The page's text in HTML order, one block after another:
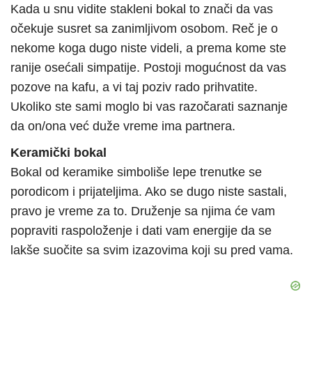
Kada u snu vidite stakleni bokal to znači da vas
očekuje susret sa zanimljivom osobom. Reč je o
nekome koga dugo niste videli, a prema kome ste
ranije osećali simpatije. Postoji mogućnost da vas
pozove na kafu, a vi taj poziv rado prihvatite.
Ukoliko ste sami moglo bi vas razočarati saznanje
da on/ona već duže vreme ima partnera.
Keramički bokal
Bokal od keramike simboliše lepe trenutke se
porodicom i prijateljima. Ako se dugo niste sastali,
pravo je vreme za to. Druženje sa njima će vam
popraviti raspoloženje i dati vam energije da se
lakše suočite sa svim izazovima koji su pred vama.